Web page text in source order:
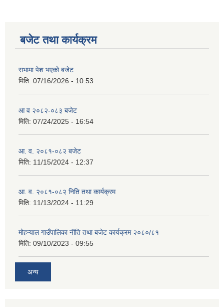
बजेट तथा कार्यक्रम
सभामा पेश भएको बजेट
मिति: 07/16/2026 - 10:53
आ व २०८२-०८३ बजेट
मिति: 07/24/2025 - 16:54
आ. व. २०८१-०८२ बजेट
मिति: 11/15/2024 - 12:37
आ. व. २०८१-०८२ निति तथा कार्यक्रम
मिति: 11/13/2024 - 11:29
मोहन्याल गाउँपालिका नीति तथा बजेट कार्यक्रम २०८०/८१
मिति: 09/10/2023 - 09:55
अन्य